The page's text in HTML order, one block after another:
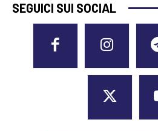
SEGUICI SUI SOCIAL